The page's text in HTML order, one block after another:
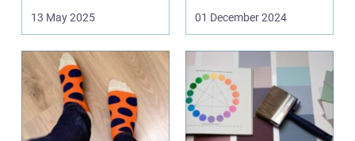
Med den stad...
13 May 2025
søger unde...
01 December 2024